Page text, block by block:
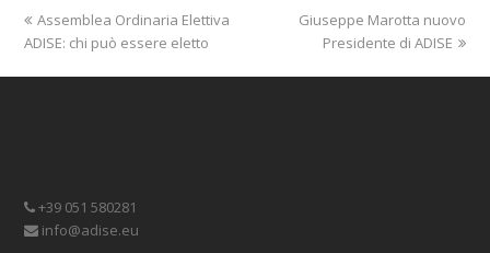
previous
post:
Assemblea Ordinaria Elettiva
ADISE: chi può essere eletto
next
post:
Giuseppe Marotta nuovo
Presidente di ADISE
+39 051 580281
info@adise.eu